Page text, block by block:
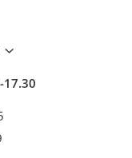
17.30